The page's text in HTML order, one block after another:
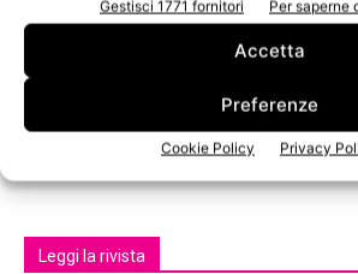
Gestisci 1771 fornitori Per saperne
Accetta
Preferenze
Cookie Policy Privacy
Environmental Paper Company Index
Svelata l’impronta ecologica
tonnellate di polpa di...
Le italiane Sofidel e Fedrigoni tra i 25
hanno rivelato i dati
Leggi la rivista